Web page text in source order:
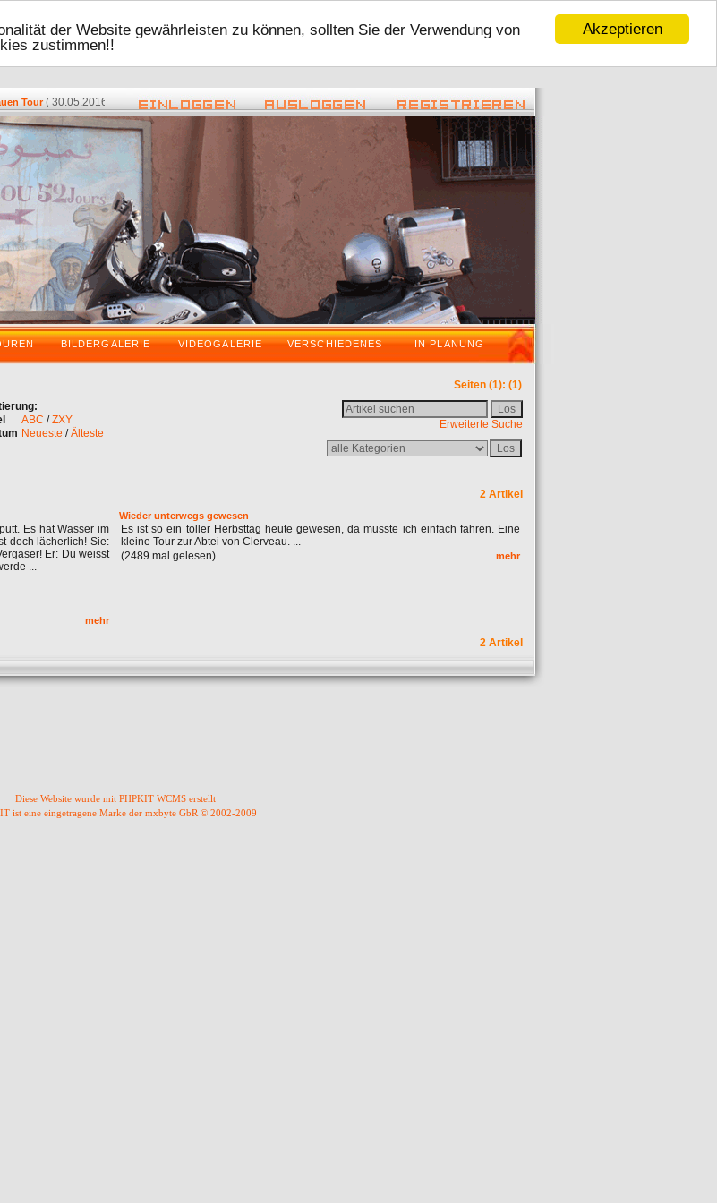
Akzeptieren
der Website gewährleisten zu können, sollten Sie der Verwendung von
zustimmen!!
Tour( 30.05.2016 - 17:48 ) -Zurück vom VDT 2016 ( 08.05.2016 - 22:45 ) -Tour 2016( 06.01.2016 - 16:59 ) -
BILDERGALERIE VIDEOGALERIE VERSCHIEDENES IN PLANUNG
Seiten (1): (1)
ABC /ZXY
Neueste /Älteste
Erweiterte Suche
2 Artikel
Es hat Wasser im
doch lächerlich! Sie:
Er: Du weisst
...
mehr
Wieder unterwegs gewesen
Es ist so ein toller Herbsttag heute gewesen, da musste ich einfach fahren. Eine
kleine Tour zur Abtei von Clerveau. ...
(2489 mal gelesen)
mehr
2 Artikel
Diese Website wurde mit PHPKIT WCMS erstellt
ist eine eingetragene Marke der mxbyte GbR © 2002-2009